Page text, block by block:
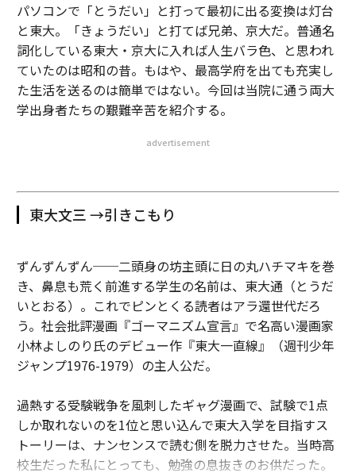
パソコンで「とうだい」と打って最初に出る変換は灯台
と東大。「きょうだい」と打てば兄弟、京大だ。普通名
詞化している東大・京大に入れば人生バラ色、と思われ
ていたのは昭和の昔。もはや、最高学府を出ても充実し
た生活を送るのは簡単ではない。今回は当院に通う両大
学出身者たちの艱難辛苦を紹介する。
advertisement
東大文三 →引きこもり
ずんずんずん──二頭身の坊主頭に日の丸ハチマキを巻
き、鼻息も荒く前進する学生の名前は、東大通（とうだ
いとおる）。これでピンとくる読者はアラ還世代だろ
う。社会批評漫画『ゴーマニズム宣言』で名高い漫画家
小林よしのり氏のデビュー作『東大一直線』（週刊少年
ジャンプ1976-1979）の主人公だ。
過熱する受験戦争を風刺したギャグ漫画で、試験で1点
しか取れないのを1位と思い込んで東大入学を目指すス
トーリーは、ナンセンスで読む側を脱力させた。当時高
校生だった私にとっても、勉強の息抜きのお供だった。